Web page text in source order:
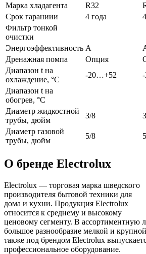
Марка хладагента
R32
Срок гараниии
4 года
Фильтр тонкой
очистки
Энергоэффективность A
Дренажная помпа
Опция
Диапазон t на
охлаждение, °С
-20…+52
Диапазон t на
обогрев, °С
Диаметр жидкостной
трубы, дюйм
3/8
Диаметр газовой
трубы, дюйм
5/8
О бренде Electrolux
Electrolux — торговая марка шведского
производителя бытовой техники для
дома и кухни. Продукция Electrolux
относится к среднему и высокому
ценовому сегменту. В ассортиментную
большое разнообразие мелкой и
также под брендом Electrolux
профессиональное оборудование.